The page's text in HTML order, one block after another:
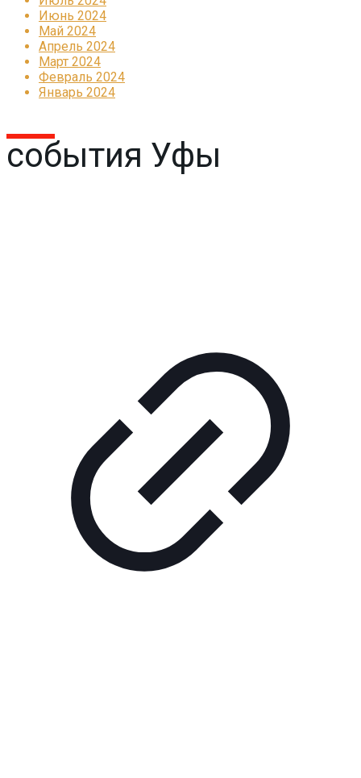
Июнь 2024
Май 2024
Апрель 2024
Март 2024
Февраль 2024
Январь 2024
события Уфы